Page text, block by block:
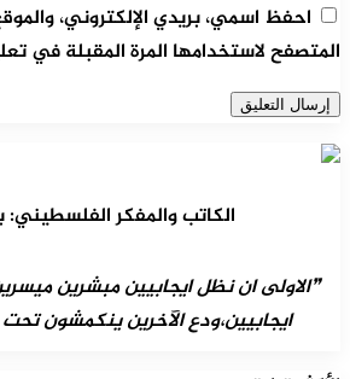
احفظ اسمي، بريدي الإلكتروني،
المتصفح لاستخدامها المرة المقبلة في
الكاتب والمفكر الفلسطيني:
❞الاولى ان نظل ايجابيين مبشرين
ايجابيين،ودع الآخرين ينكمشون